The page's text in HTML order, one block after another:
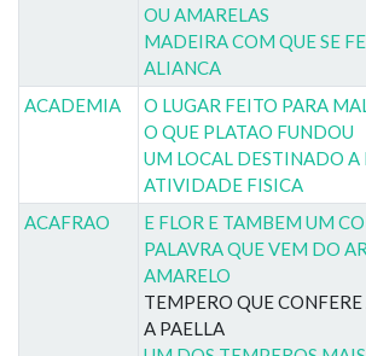
OU AMARELAS
MADEIRA COM QUE SE
ALIANCA
ACADEMIA
O LUGAR FEITO PARA
O QUE PLATAO FUNDOU
UM LOCAL DESTINADO A
ATIVIDADE FISICA
ACAFRAO
E FLOR E TAMBEM UM
PALAVRA QUE VEM DO
AMARELO
TEMPERO QUE
A PAELLA